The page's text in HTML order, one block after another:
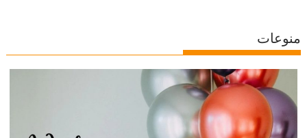
منوعات